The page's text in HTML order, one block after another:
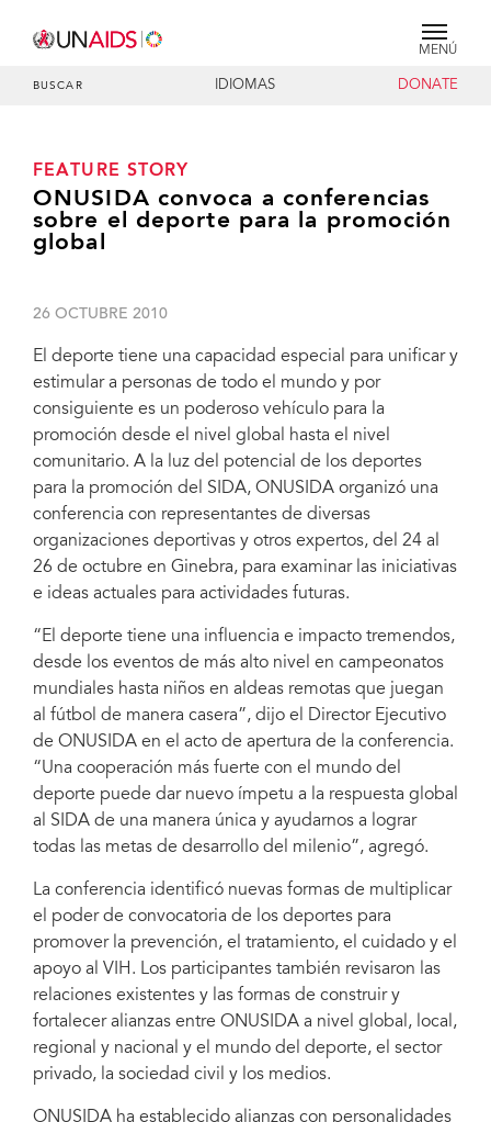
MENÚ
BUSCAR IDIOMAS DONATE
FEATURE STORY
ONUSIDA convoca a conferencias
sobre el deporte para la promoción
global
26 OCTUBRE 2010
El deporte tiene una capacidad especial para unificar y
estimular a personas de todo el mundo y por
consiguiente es un poderoso vehículo para la
promoción desde el nivel global hasta el nivel
comunitario. A la luz del potencial de los deportes
para la promoción del SIDA, ONUSIDA organizó una
conferencia con representantes de diversas
organizaciones deportivas y otros expertos, del 24 al
26 de octubre en Ginebra, para examinar las iniciativas
e ideas actuales para actividades futuras.
“El deporte tiene una influencia e impacto tremendos,
desde los eventos de más alto nivel en campeonatos
mundiales hasta niños en aldeas remotas que juegan
al fútbol de manera casera”, dijo el Director Ejecutivo
de ONUSIDA en el acto de apertura de la conferencia.
“Una cooperación más fuerte con el mundo del
deporte puede dar nuevo ímpetu a la respuesta global
al SIDA de una manera única y ayudarnos a lograr
todas las metas de desarrollo del milenio”, agregó.
La conferencia identificó nuevas formas de multiplicar
el poder de convocatoria de los deportes para
promover la prevención, el tratamiento, el cuidado y el
apoyo al VIH. Los participantes también revisaron las
relaciones existentes y las formas de construir y
fortalecer alianzas entre ONUSIDA a nivel global, local,
regional y nacional y el mundo del deporte, el sector
privado, la sociedad civil y los medios.
ONUSIDA ha establecido alianzas con personalidades